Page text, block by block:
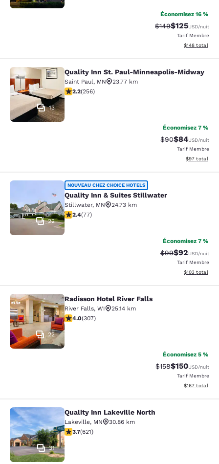
Économisez 16 %
Tarif barré :
$149Tarif réduit :
$125USD/nuit
Tarif Membre
Afficher les
$148 total
Quality Inn St. Paul-Minneapolis-
13
Quality Inn St. Paul-Minneapolis-Midway
Saint Paul, MN
23.77 km
2.18 étoiles. Moyen. 256 commentaires
2.2(256)
Économisez 7 %
Tarif barré :
$90Tarif réduit :
$84USD/nuit
Tarif Membre
Afficher les
$97 total
Quality Inn & Suites Stillwater
22
NOUVEAU CHEZ CHOICE HOTELS
Quality Inn & Suites Stillwater
Stillwater, MN
24.73 km
2.38 étoiles. Moyen. 77 commentaires
2.4(77)
Économisez 7 %
Tarif barré :
$99Tarif réduit :
$92USD/nuit
Tarif Membre
Afficher les
$103 total
Radisson Hotel River Falls
22
Radisson Hotel River Falls
River Falls, WI
25.14 km
3.95 étoiles. Bien. 307 commentaires
4.0(307)
Économisez 5 %
Tarif barré :
$158Tarif réduit :
$150USD/nuit
Tarif Membre
Afficher les
$167 total
Quality Inn Lakeville North
31
Quality Inn Lakeville North
Lakeville, MN
30.86 km
3.66 étoiles. Bien. 621 commentaires
3.7(621)